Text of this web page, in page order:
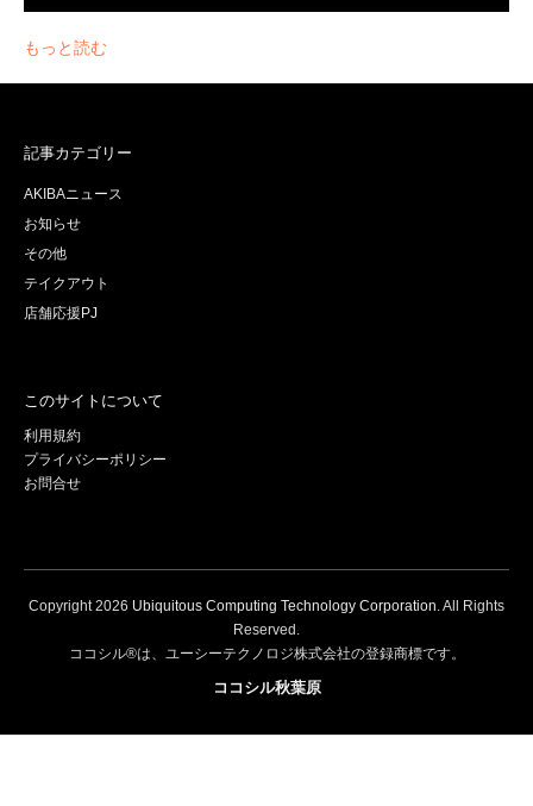
もっと読む
記事カテゴリー
AKIBAニュース
お知らせ
その他
テイクアウト
店舗応援PJ
このサイトについて
利用規約
プライバシーポリシー
お問合せ
Copyright2026 Ubiquitous Computing Technology Corporation. All Rights
Reserved.
ココシル®は、ユーシーテクノロジ株式会社の登録商標です。
ココシル秋葉原